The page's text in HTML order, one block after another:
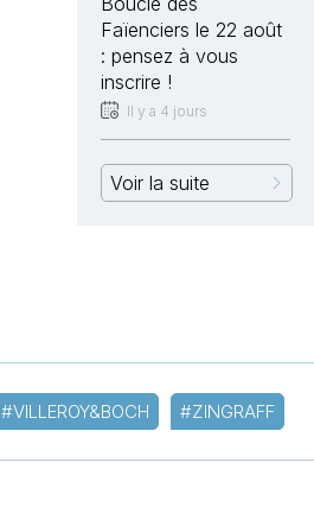
Faïenciers le 22 août
: pensez à vous
inscrire !
Il y a 4 jours
Voir la suite
#VILLEROY&BOCH #ZINGRAFF